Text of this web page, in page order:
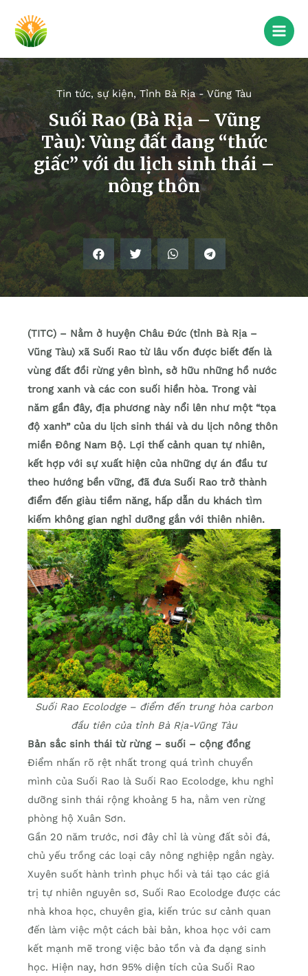
Tin tức, sự kiện, Tỉnh Bà Rịa - Vũng Tàu
Suối Rao (Bà Rịa – Vũng
Tàu): Vùng đất đang “thức
giấc” với du lịch sinh thái –
nông thôn
(TITC) – Nằm ở huyện Châu Đức (tỉnh Bà Rịa –
Vũng Tàu) xã Suối Rao từ lâu vốn được biết đến là
vùng đất đồi rừng yên bình, sở hữu những hồ nước
trong xanh và các con suối hiền hòa. Trong vài
năm gần đây, địa phương này nổi lên như một “tọa
độ xanh” của du lịch sinh thái và du lịch nông thôn
miền Đông Nam Bộ. Lợi thế cảnh quan tự nhiên,
kết hợp với sự xuất hiện của những dự án đầu tư
theo hướng bền vững, đã đưa Suối Rao trở thành
điểm đến giàu tiềm năng, hấp dẫn du khách tìm
kiếm không gian nghỉ dưỡng gắn với thiên nhiên.
Suối Rao Ecolodge – điểm đến trung hòa carbon
đầu tiên của tỉnh Bà Rịa-Vũng Tàu
Bản sắc sinh thái từ rừng – suối – cộng đồng
Điểm nhấn rõ rệt nhất trong quá trình chuyển
mình của Suối Rao là Suối Rao Ecolodge, khu nghỉ
dưỡng sinh thái rộng khoảng 5 ha, nằm ven rừng
phòng hộ Xuân Sơn.
Gần 20 năm trước, nơi đây chỉ là vùng đất sỏi đá,
chủ yếu trồng các loại cây nông nghiệp ngắn ngày.
Xuyên suốt hành trình phục hồi và tái tạo các giá
trị tự nhiên nguyên sơ, Suối Rao Ecolodge được các
nhà khoa học, chuyên gia, kiến trúc sư cảnh quan
đến làm việc một cách bài bản, khoa học với cam
kết mạnh mẽ trong việc bảo tồn và đa dạng sinh
học. Hiện nay, hơn 95% diện tích của Suối Rao